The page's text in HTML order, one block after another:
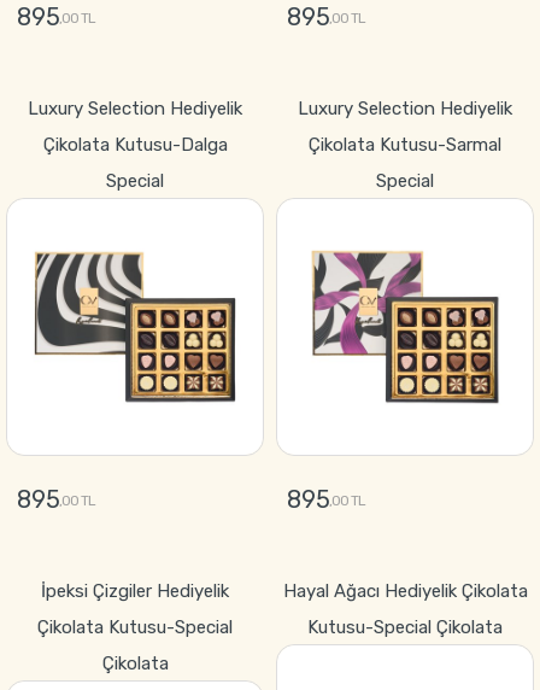
895,00 TL 895,00 TL
Luxury Selection Hediyelik
Çikolata Kutusu-Dalga
Special
895,00 TL
Luxury Selection Hediyelik
Çikolata Kutusu-Sarmal
Special
895,00 TL
İpeksi Çizgiler Hediyelik
Çikolata Kutusu-Special
Çikolata
Hayal Ağacı Hediyelik Çikolata
Kutusu-Special Çikolata